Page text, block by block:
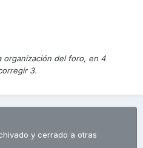
organización del foro, en 4
3.
y cerrado a otras